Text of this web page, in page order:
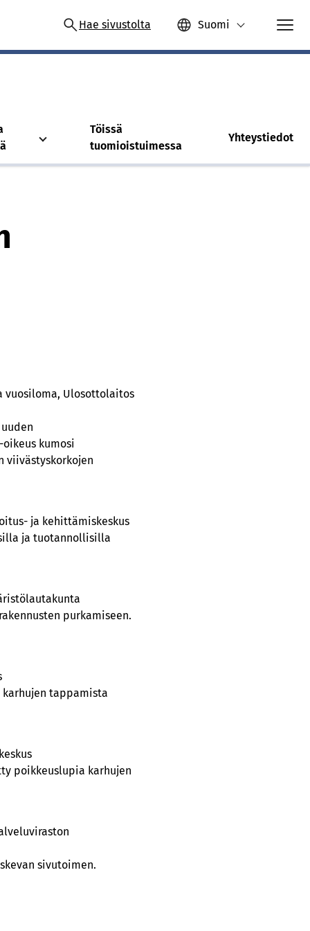
Hae sivustolta Suomi
Töissä
tuomioistuimessa
Yhteystiedot
vuosiloma, Ulosottolaitos
kumosi
viivästyskorkojen
ja kehittämiskeskus
ja tuotannollisilla
purkamiseen.
tappamista
poikkeuslupia karhujen
sivutoimen.